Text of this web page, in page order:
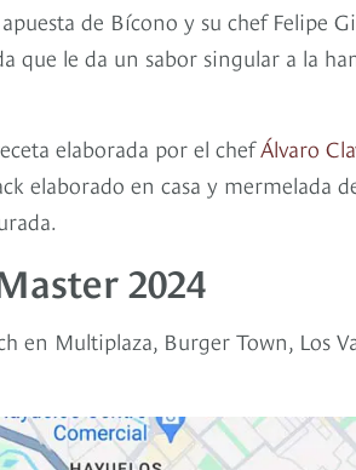
de Bícono y su chef Felipe
que le da un sabor singular a la
elaborada por el chefÁlvaro
elaborado en casa y mermelada
2024
en Multiplaza, Burger Town, Los